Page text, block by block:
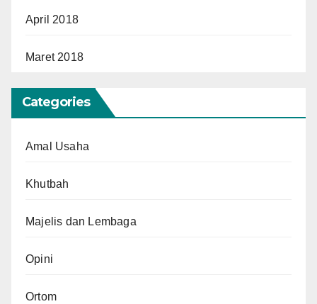
April 2018
Maret 2018
Categories
Amal Usaha
Khutbah
Majelis dan Lembaga
Opini
Ortom